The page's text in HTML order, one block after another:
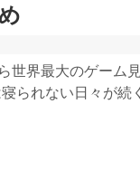
世界最大のゲーム
られない日々が続